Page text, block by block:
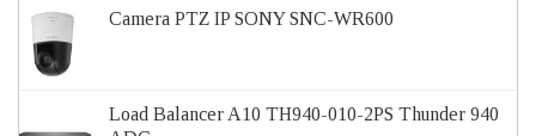
Camera PTZ IP SONY SNC-WR600
Load Balancer A10 TH940-010-2PS Thunder 940